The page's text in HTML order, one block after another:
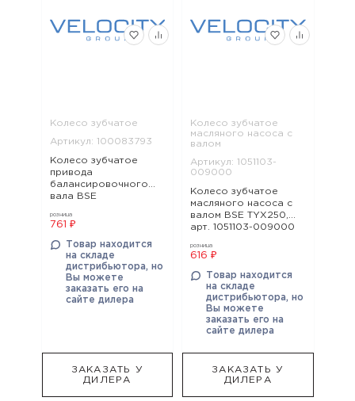
Колесо зубчатое
Артикул: 100083793
Колесо зубчатое
привода
балансировочного
вала BSE
арт. 100083793
розница
761 ₽
Товар находится
на складе
дистрибьютора, но
Вы можете
заказать его на
сайте дилера
ЗАКАЗАТЬ У
ДИЛЕРА
Колесо зубчатое
масляного насоса с
валом
Артикул: 1051103-
009000
Колесо зубчатое
масляного насоса с
валом BSE TYX250,
арт. 1051103-009000
розница
616 ₽
Товар находится
на складе
дистрибьютора, но
Вы можете
заказать его на
сайте дилера
ЗАКАЗАТЬ У
ДИЛЕРА